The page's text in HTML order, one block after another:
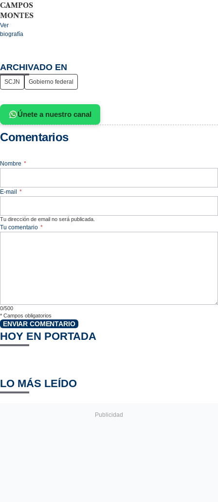
CAMPOS
MONTES
Ver
biografía
ARCHIVADO EN
SCJN Gobierno federal
Únete a nuestro canal
Comentarios
Nombre *
E-mail *
Tu dirección de email no será publicada.
Tu comentario *
0/500
* Campos obligatorios
ENVIAR COMENTARIO
HOY EN PORTADA
LO MÁS LEÍDO